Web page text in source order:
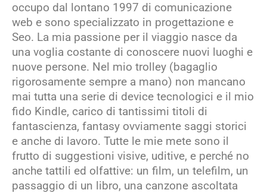
occupo dal lontano 1997 di comunicazione
web e sono specializzato in progettazione e
Seo. La mia passione per il viaggio nasce da
una voglia costante di conoscere nuovi luoghi e
nuove persone. Nel mio trolley (bagaglio
rigorosamente sempre a mano) non mancano
mai tutta una serie di device tecnologici e il mio
fido Kindle, carico di tantissimi titoli di
fantascienza, fantasy ovviamente saggi storici
e anche di lavoro. Tutte le mie mete sono il
frutto di suggestioni visive, uditive, e perché no
anche tattili ed olfattive: un film, un telefilm, un
passaggio di un libro, una canzone ascoltata